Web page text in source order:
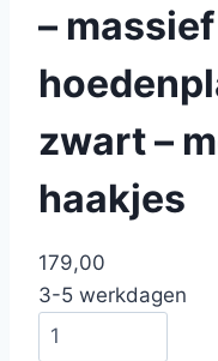
–
zwart –
haakjes
179,00
3-5 werkdagen